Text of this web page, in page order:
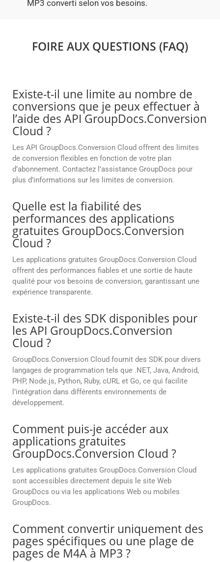
MP3 converti selon vos besoins.
FOIRE AUX QUESTIONS (FAQ)
Existe-t-il une limite au nombre de
conversions que je peux effectuer à
l’aide des API GroupDocs.Conversion
Cloud ?
Les API GroupDocs.Conversion Cloud offrent des limites
de conversion flexibles en fonction de votre plan
d’abonnement. Contactez l’assistance GroupDocs pour
plus d’informations sur les limites de conversion.
Quelle est la fiabilité des
performances des applications
gratuites GroupDocs.Conversion
Cloud ?
Les applications gratuites GroupDocs.Conversion Cloud
offrent des performances fiables et une sortie de haute
qualité pour vos besoins de conversion, garantissant une
expérience transparente.
Existe-t-il des SDK disponibles pour
les API GroupDocs.Conversion
Cloud ?
GroupDocs.Conversion Cloud fournit des SDK pour divers
langages de programmation tels que .NET, Java, Android,
PHP, Node.js, Python, Ruby, cURL et Go, ce qui facilite
l’intégration dans différents environnements de
développement.
Comment puis-je accéder aux
applications gratuites
GroupDocs.Conversion Cloud ?
Les applications gratuites GroupDocs.Conversion Cloud
sont accessibles directement depuis le site Web
GroupDocs ou via les applications Web ou mobiles
GroupDocs.
Comment convertir uniquement des
pages spécifiques ou une plage de
pages de M4A à MP3 ?